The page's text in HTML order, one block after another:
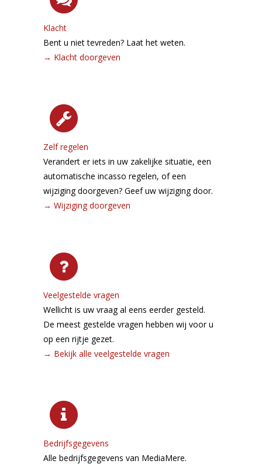
Klacht
Bent u niet tevreden? Laat het weten.
→ Klacht doorgeven
Zelf regelen
Verandert er iets in uw zakelijke situatie, een
automatische incasso regelen, of een
wijziging doorgeven? Geef uw wijziging door.
→ Wijziging doorgeven
Veelgestelde vragen
Wellicht is uw vraag al eens eerder gesteld.
De meest gestelde vragen hebben wij voor u
op een rijtje gezet.
→ Bekijk alle veelgestelde vragen
Bedrijfsgegevens
Alle bedrijfsgegevens van MediaMere.